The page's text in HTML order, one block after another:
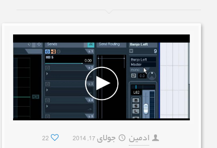
ادمین جولای 17, 2014 22